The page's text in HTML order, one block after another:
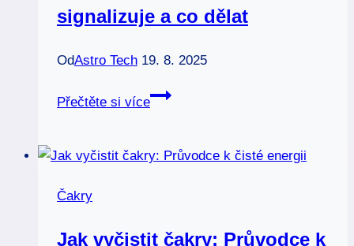
signalizuje a co dělat
OdAstro Tech 19. 8. 2025
Přečtěte si více
Krční
Co
co
Čakry
Jak vyčistit čakry: Průvodce k